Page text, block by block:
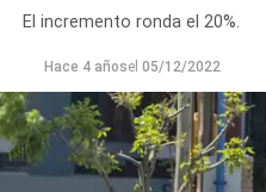
El incremento ronda el 20%.
Hace 4 añosel 05/12/2022